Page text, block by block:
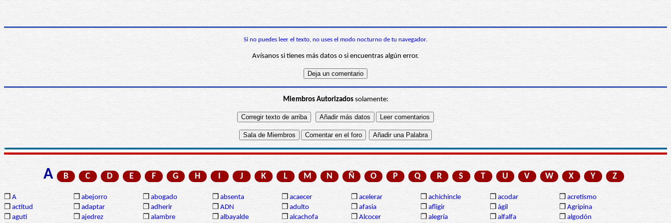
Si no puedes leer el texto, no uses el modo nocturno de tu navegador.
Avísanos si tienes más datos o si encuentras algún error.
Miembros Autorizadossolamente:
A B C D E F G H I J K L M N Ñ O P Q R S T U V W X Y Z
❒ A ❒ abejorro ❒ abogado ❒ absenta ❒ acaecer ❒ acelerar ❒ achichincle ❒ acodar ❒ acretismo
❒ actitud ❒ adaptar ❒ adherir ❒ ADN ❒ adulto ❒ afasia ❒ afligir ❒ ágil ❒ Agripina
❒ agutí ❒ ajedrez ❒ alambre ❒ albayalde ❒ alcachofa ❒ Alcocer ❒ alegría ❒ alfalfa ❒ algodón